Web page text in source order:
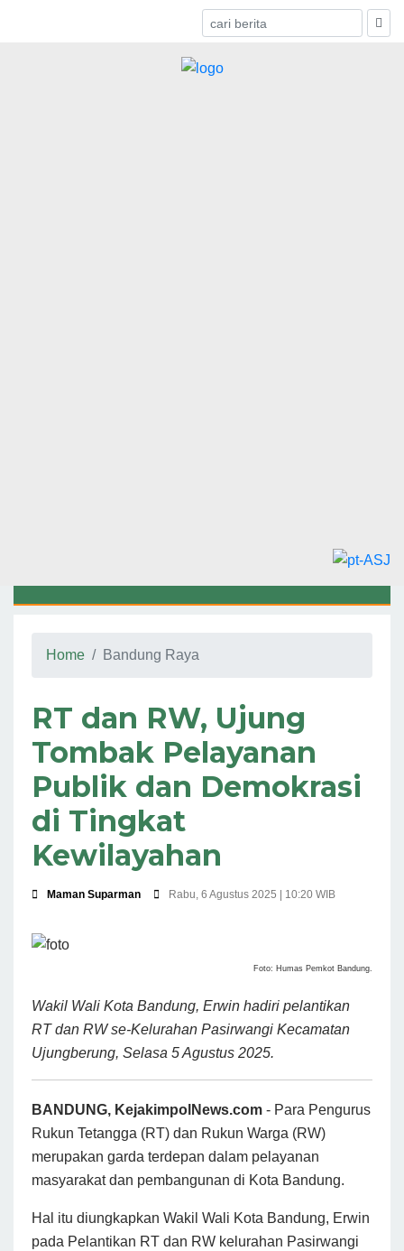
Home Bandung Raya
RT dan RW, Ujung
Tombak Pelayanan
Publik dan Demokrasi
di Tingkat
Kewilayahan
Maman Suparman Rabu, 6 Agustus 2025 | 10:20 WIB
Foto: Humas Pemkot Bandung.
Wakil Wali Kota Bandung, Erwin hadiri pelantikan
RT dan RW se-Kelurahan Pasirwangi Kecamatan
Ujungberung, Selasa 5 Agustus 2025.
BANDUNG, KejakimpolNews.com - Para Pengurus
Rukun Tetangga (RT) dan Rukun Warga (RW)
merupakan garda terdepan dalam pelayanan
masyarakat dan pembangunan di Kota Bandung.
Hal itu diungkapkan Wakil Wali Kota Bandung, Erwin
pada Pelantikan RT dan RW kelurahan Pasirwangi